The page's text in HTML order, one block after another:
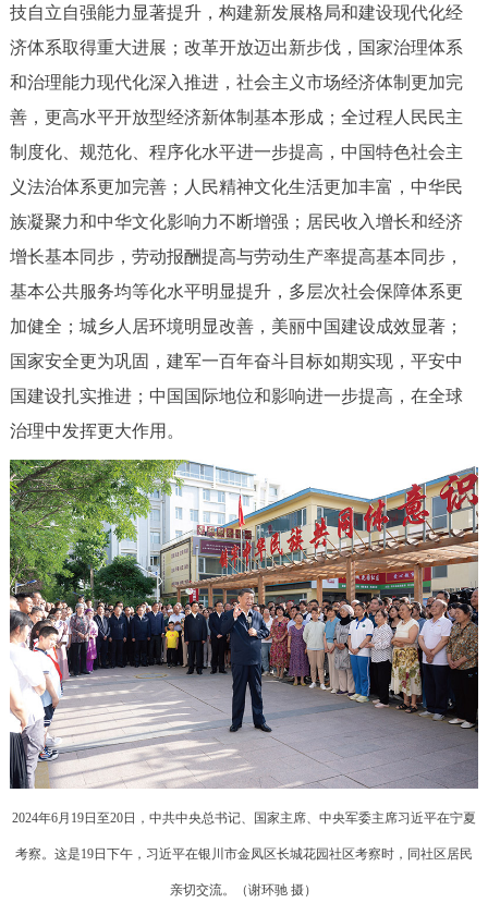
技自立自强能力显著提升，构建新发展格局和建设现代化经
济体系取得重大进展；改革开放迈出新步伐，国家治理体系
和治理能力现代化深入推进，社会主义市场经济体制更加完
善，更高水平开放型经济新体制基本形成；全过程人民民主
制度化、规范化、程序化水平进一步提高，中国特色社会主
义法治体系更加完善；人民精神文化生活更加丰富，中华民
族凝聚力和中华文化影响力不断增强；居民收入增长和经济
增长基本同步，劳动报酬提高与劳动生产率提高基本同步，
基本公共服务均等化水平明显提升，多层次社会保障体系更
加健全；城乡人居环境明显改善，美丽中国建设成效显著；
国家安全更为巩固，建军一百年奋斗目标如期实现，平安中
国建设扎实推进；中国国际地位和影响进一步提高，在全球
治理中发挥更大作用。
2024年6月19日至20日，中共中央总书记、国家主席、中央军委主席习近平在宁夏
考察。这是19日下午，习近平在银川市金凤区长城花园社区考察时，同社区居民
亲切交流。（谢环驰 摄）